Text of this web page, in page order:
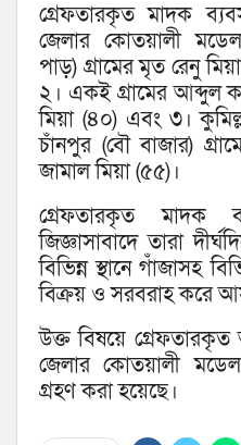
গ্রেফতারকৃত মাদক
জেলার কোতয়ালী
পাড়) গ্রামের মৃত রেনু
২। একই গ্রামের আব্দুল
মিয়া (৪০) এবং ৩।
চাঁনপুর (বৌ বাজার)
জামাল মিয়া (৫৫)।
গ্রেফতারকৃত মাদক
জিজ্ঞাসাবাদে তারা
বিভিন্ন স্থানে গাঁজাসহ
বিক্রয় ও সরবরাহ করে
উক্ত বিষয়ে গ্রেফতারকৃত
জেলার কোতয়ালী
গ্রহণ করা হয়েছে।